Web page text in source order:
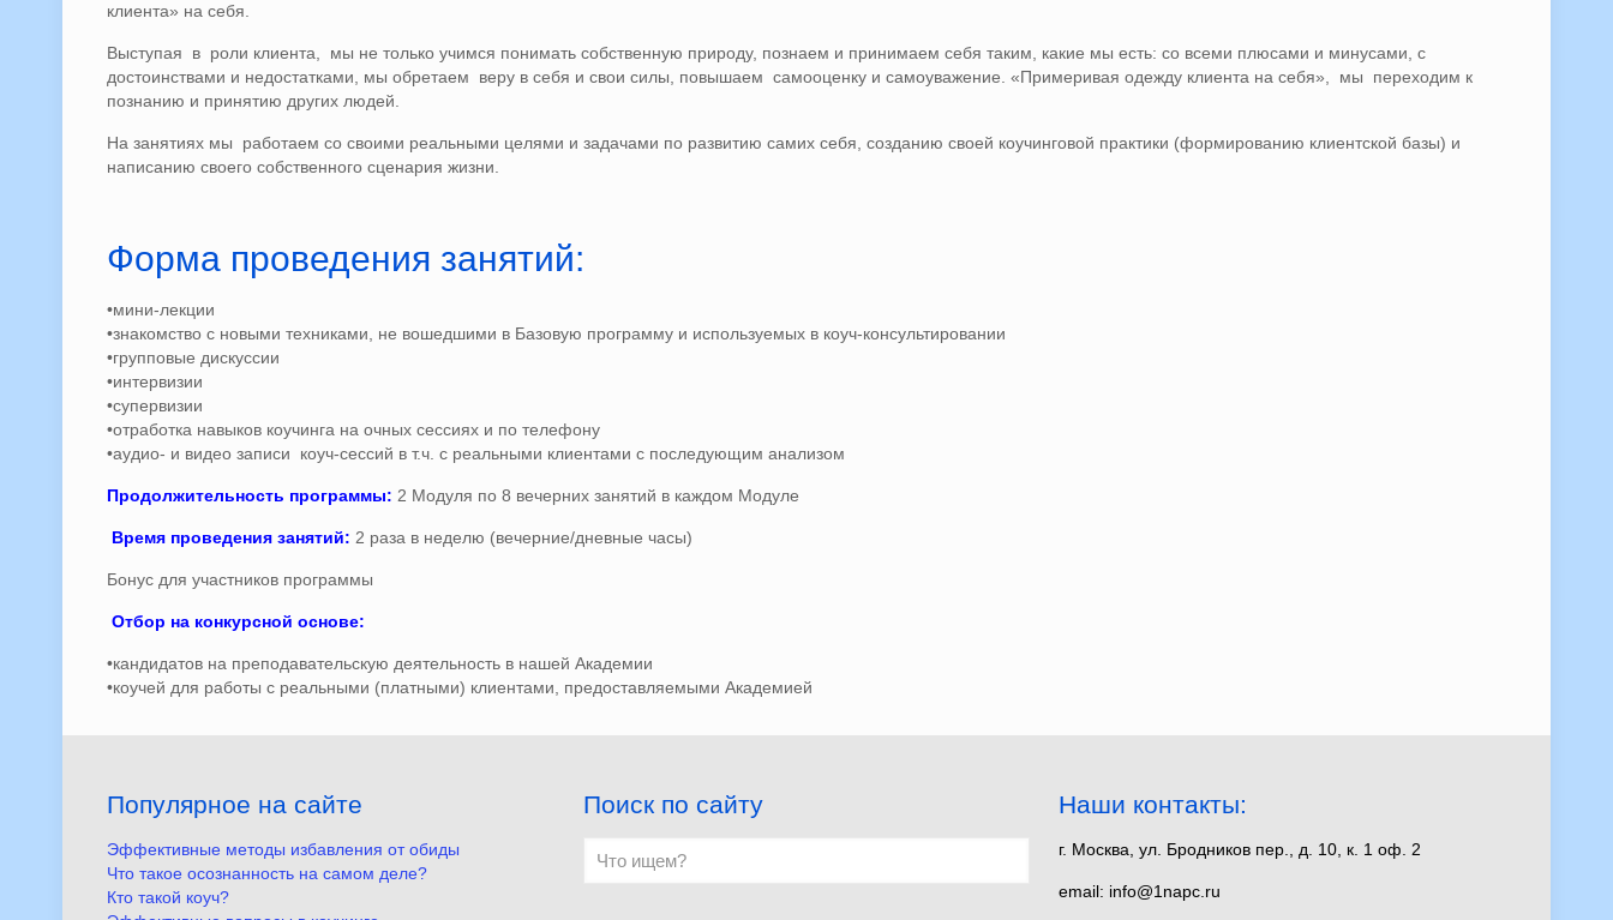
клиента» на себя.
Выступая в роли клиента, мы не только учимся понимать собственную природу, познаем и принимаем себя таким, какие мы есть: со всеми плюсами и минусами, с
достоинствами и недостатками, мы обретаем веру в себя и свои силы, повышаем самооценку и самоуважение. «Примеривая одежду клиента на себя», мы переходим к
познанию и принятию других людей.
На занятиях мы работаем со своими реальными целями и задачами по развитию самих себя, созданию своей коучинговой практики (формированию клиентской базы) и
написанию своего собственного сценария жизни.
Форма проведения занятий:
•мини-лекции
•знакомство с новыми техниками, не вошедшими в Базовую программу и используемых в коуч-консультировании
•групповые дискуссии
•интервизии
•супервизии
•отработка навыков коучинга на очных сессиях и по телефону
•аудио- и видео записи коуч-сессий в т.ч. с реальными клиентами с последующим анализом
Продолжительность программы: 2 Модуля по 8 вечерних занятий в каждом Модуле
Время проведения занятий: 2 раза в неделю (вечерние/дневные часы)
Бонус для участников программы
Отбор на конкурсной основе:
•кандидатов на преподавательскую деятельность в нашей Академии
•коучей для работы с реальными (платными) клиентами, предоставляемыми Академией
Популярное на сайте
Эффективные методы избавления от обиды
Что такое осознанность на самом деле?
Кто такой коуч?
Поиск по сайту Наши контакты:
г. Москва, ул. Бродников пер., д. 10, к. 1 оф. 2
email: info@1napc.ru